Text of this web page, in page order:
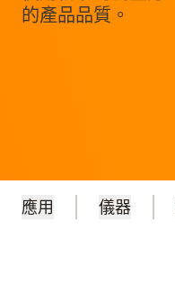
的產品品質。
應用 儀器